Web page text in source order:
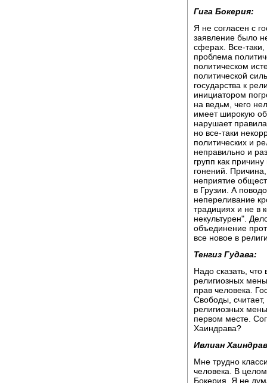
Гига Бокерия:
Я не согласен с
заявление было
сферах. Все-
проблема
политическом
политической
государства к
инициатором
на ведьм, чего
имеет широкую
нарушает
но все-таки
политических и
неправильно и
групп как
гонений. Причина,
неприятие
в Грузии. А
непереливание
традициях и не в
некультурен".
объединение
все новое в
Тенгиз Гудава:
Надо сказать, что
религиозных
прав человека.
Свободы,
религиозных
первом месте.
Хаиндрава?
Ивлиан
Мне трудно
человека. В
Бокерия. Я не